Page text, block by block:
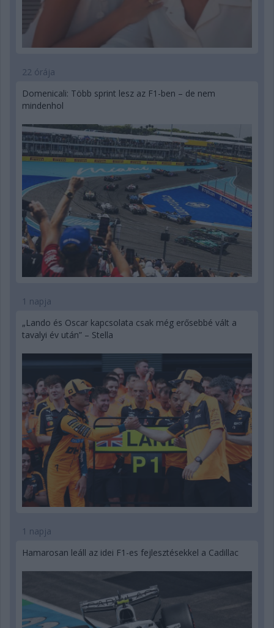
22 órája
Domenicali: Több sprint lesz az F1-ben – de nem
mindenhol
1 napja
„Lando és Oscar kapcsolata csak még erősebbé vált a
tavalyi év után” – Stella
1 napja
Hamarosan leáll az idei F1-es fejlesztésekkel a Cadillac